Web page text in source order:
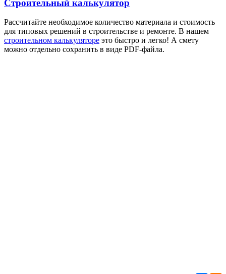
Строительный калькулятор
Рассчитайте необходимое количество материала и стоимость
для типовых решений в строительстве и ремонте. В нашем
строительном калькуляторе это быстро и легко! А смету
можно отдельно сохранить в виде PDF-файла.